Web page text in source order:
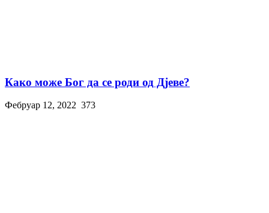
Како може Бог да се роди од Дјеве?
Фебруар 12, 2022 373